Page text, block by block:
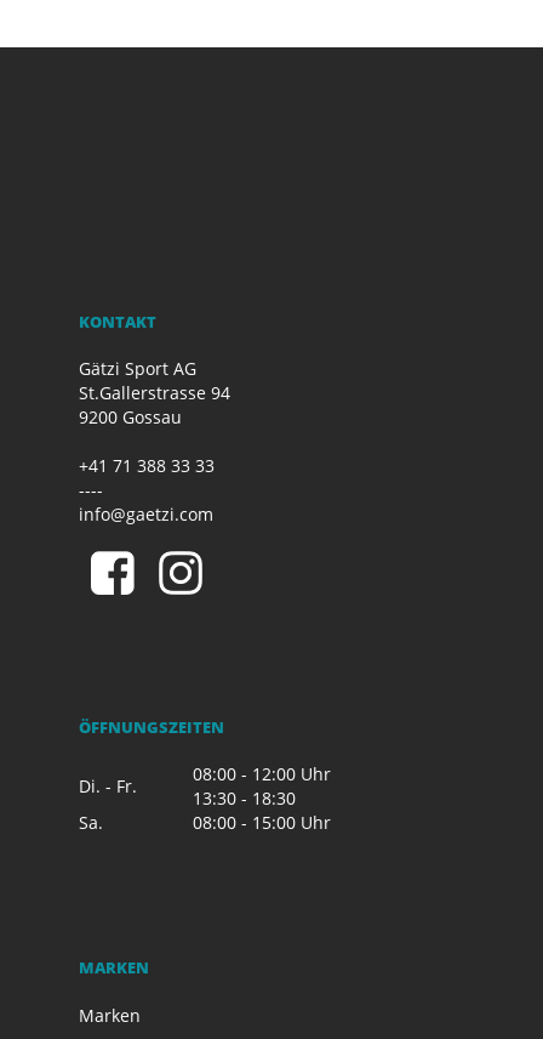
KONTAKT
Gätzi Sport AG
St.Gallerstrasse 94
9200 Gossau
+41 71 388 33 33
----
info@gaetzi.com
ÖFFNUNGSZEITEN
Di. - Fr.
08:00 - 12:00 Uhr
13:30 - 18:30
Sa.
08:00 - 15:00 Uhr
MARKEN
Marken